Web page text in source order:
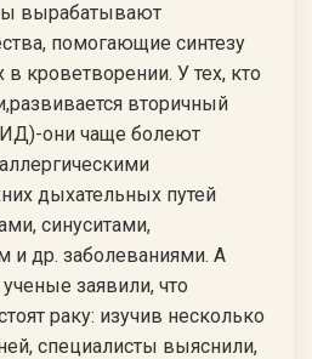
вырабатывают
помогающие синтезу
кроветворении. У тех, кто
вторичный
они чаще болеют
дыхательных путей
синуситами,
и др. заболеваниями. А
заявили, что
раку: изучив несколько
специалисты выяснили,